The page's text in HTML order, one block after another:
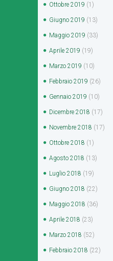
Ottobre 2019 (1)
Giugno 2019 (13)
Maggio 2019 (33)
Aprile 2019 (19)
Marzo 2019 (10)
Febbraio 2019 (26)
Gennaio 2019 (10)
Dicembre 2018 (17)
Novembre 2018 (17)
Ottobre 2018 (1)
Agosto 2018 (13)
Luglio 2018 (19)
Giugno 2018 (22)
Maggio 2018 (36)
Aprile 2018 (23)
Marzo 2018 (52)
Febbraio 2018 (22)